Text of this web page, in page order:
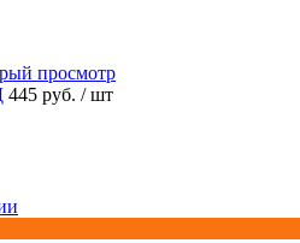
просмотр
445 руб. / шт